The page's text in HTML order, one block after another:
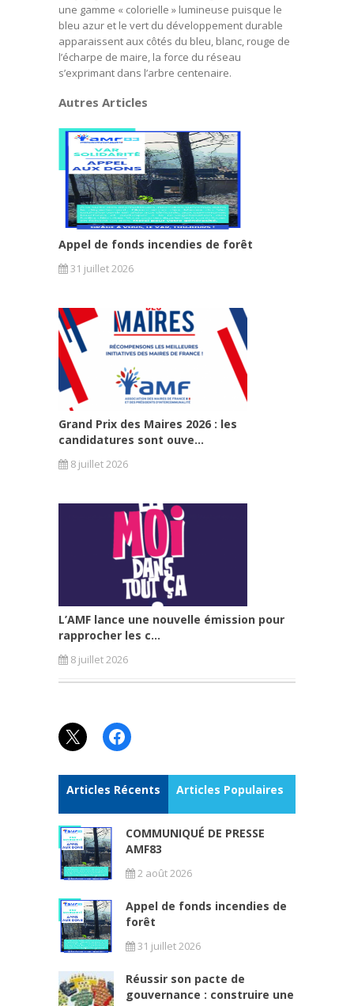
une gamme « colorielle » lumineuse puisque le
bleu azur et le vert du développement durable
apparaissent aux côtés du bleu, blanc, rouge de
l’écharpe de maire, la force du réseau
s’exprimant dans l’arbre centenaire.
Autres Articles
Appel de fonds incendies de forêt
31 juillet 2026
Grand Prix des Maires 2026 : les
candidatures sont ouve...
8 juillet 2026
L’AMF lance une nouvelle émission pour
rapprocher les c...
8 juillet 2026
X Facebook
Articles Récents Articles Populaires
COMMUNIQUÉ DE PRESSE
AMF83
2 août 2026
Appel de fonds incendies de
forêt
31 juillet 2026
Réussir son pacte de
gouvernance : construire une